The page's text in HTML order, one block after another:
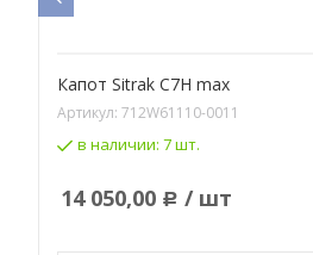
Капот Sitrak C7H max
Артикул: 712W61110-0011
в наличии: 7 шт.
14 050,00 Р / шт